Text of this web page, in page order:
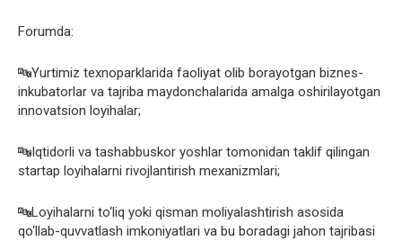
Forumda:
🔤Yurtimiz texnoparklarida faoliyat olib borayotgan biznes-
inkubatorlar va tajriba maydonchalarida amalga oshirilayotgan
innovatsion loyihalar;
🔤Iqtidorli va tashabbuskor yoshlar tomonidan taklif qilingan
startap loyihalarni rivojlantirish mexanizmlari;
🔤Loyihalarni to‘liq yoki qisman moliyalashtirish asosida
qo‘llab-quvvatlash imkoniyatlari va bu boradagi jahon tajribasi